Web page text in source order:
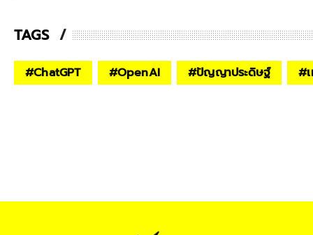
TAGS
#ChatGPT #OpenAI #ปัญญาประดิษฐ์ #